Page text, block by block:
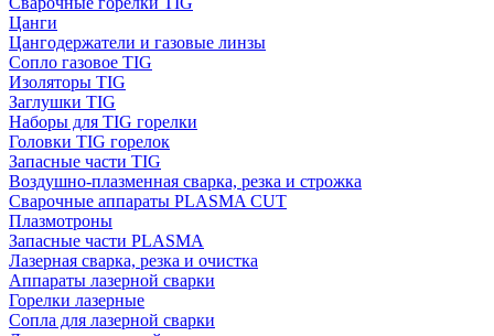
Цанги
Цангодержатели и газовые линзы
Сопло газовое TIG
Изоляторы TIG
Заглушки TIG
Наборы для TIG горелки
Головки TIG горелок
Запасные части TIG
Воздушно-плазменная сварка, резка и строжка
Сварочные аппараты PLASMA CUT
Плазмотроны
Запасные части PLASMA
Лазерная сварка, резка и очистка
Аппараты лазерной сварки
Горелки лазерные
Сопла для лазерной сварки